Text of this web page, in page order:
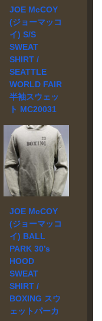
さい。 状態 美
品 植物タンニ
ンで鞣しアニ
リン染料で仕
上げた鹿革を
表地に使い、
ヨーク部分に
はバックスキ
ンを用いたダ
ウンベスト。
インシュレー
ションには675
フィルパワー
のダックダウ
ンを採用し、
高い保温性を
備えていま
JOE McCOY
(ジョーマッコ
イ) S/S
SWEAT
SHIRT /
SEATTLE
WORLD FAIR
半袖スウェッ
ト MC20031
宅配買取にて
お売り頂きま
した。 ブラン
ド JOE
McCOY モデ
ル S/S SWEAT
SHIRT /
SEATTLE
WORLD FAIR
MC20031 買取
相場 お問い合
わせくださ
い。 状態 美品
シアトルで行
われた1962年
のイベントを
JOE McCOY
(ジョーマッコ
イ) BALL
PARK 30’s
HOOD
SWEAT
SHIRT /
BOXING スウ
ェットパーカ